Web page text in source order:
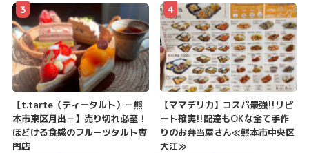
【t.tarte（ティータルト）－熊
本市東区月出－】売り切れ必至！
ほどける食感のフルーツタルト専
門店
3
【ママデリカ】コスパ最強!!リピ
ート確実!!配達もOKな全て手作
りのお弁当屋さん≪熊本市中央区
大江≫
4